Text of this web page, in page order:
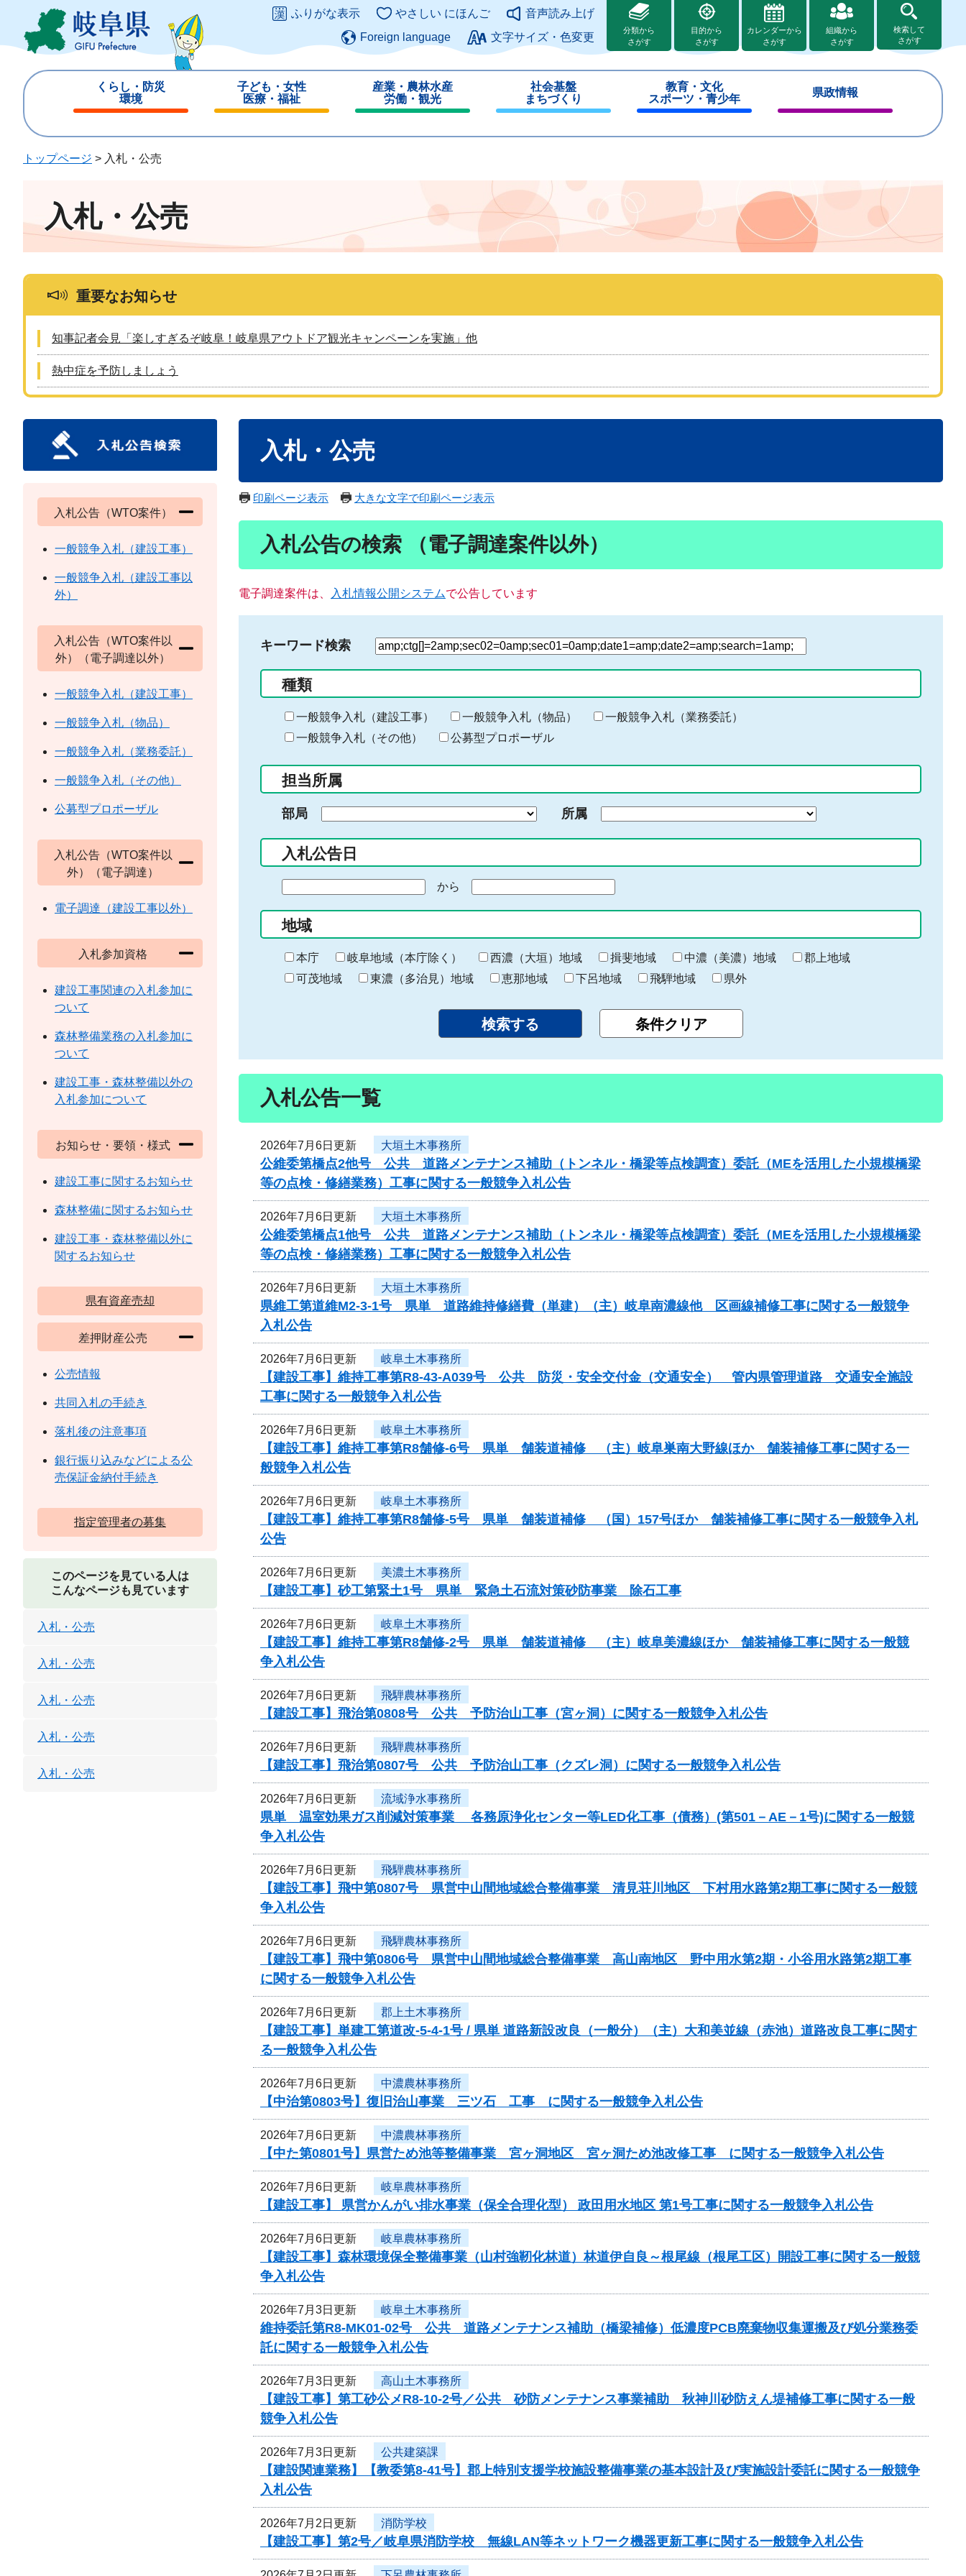
ジ
ュ
このページの本文へ
ふりがな表示 やさしい にほんご
音声読み上げ
Foreign language
文字サイズ・色変更
分類から
さがす
目的から
さがす
カレンダーから
さがす
組織から
さがす
検索して
さがす
くらし・防災
環境
じ
子ども・女性
医療・福祉
じ
産業・農林水産
労働・観光
じ
社会基盤
まちづくり
じ
教育・文化
スポーツ・青少年
じ
県政情報
じ
トップページ > 入札・公売
入札・公売
重要なお知らせ
知事記者会見「楽しすぎるぞ岐阜！岐阜県アウトドア観光キャンペーンを実施」他
熱中症を予防しましょう
入札・公売
印刷ページ表示 大きな文字で印刷ページ表示
入札公告の検索 （電子調達案件以外）
電子調達案件は、 入札情報公開システムで公告しています
キーワード検索
検
る
キ
ー
ー
入
力
種類
一般競争入札（建設工事） 一般競争入札（物品）
一般競争入札（業務委託）
一般競争入札（その他）
公募型プロポーザル
担当所属
部局 所属
入札公告日
の
始
ま
り
から
終
わ
り
地域
本庁 岐阜地域（本庁除く） 西濃（大垣）地域 揖斐地域 中濃（美濃）地域
郡上地域
可茂地域
東濃（多治見）地域 恵那地域 下呂地域 飛騨地域 県外
入札公告一覧
2026年7月6日更新 大垣土木事務所
公維委第橋点2他号 公共 道路メンテナンス補助（トンネル・橋梁等点検調査）委託（MEを活用した小規模橋梁
等の点検・修繕業務）工事に関する一般競争入札公告
2026年7月6日更新 大垣土木事務所
公維委第橋点1他号 公共 道路メンテナンス補助（トンネル・橋梁等点検調査）委託（MEを活用した小規模橋梁
等の点検・修繕業務）工事に関する一般競争入札公告
2026年7月6日更新 大垣土木事務所
県維工第道維M2-3-1号 県単 道路維持修繕費（単建）（主）岐阜南濃線他 区画線補修工事に関する一般競争
入札公告
2026年7月6日更新 岐阜土木事務所
【建設工事】維持工事第R8-43-A039号 公共 防災・安全交付金（交通安全） 管内県管理道路 交通安全施設
工事に関する一般競争入札公告
2026年7月6日更新 岐阜土木事務所
【建設工事】維持工事第R8舗修-6号 県単 舗装道補修 （主）岐阜巣南大野線ほか 舗装補修工事に関する一
般競争入札公告
2026年7月6日更新 岐阜土木事務所
【建設工事】維持工事第R8舗修-5号 県単 舗装道補修 （国）157号ほか 舗装補修工事に関する一般競争入札
公告
2026年7月6日更新 美濃土木事務所
【建設工事】砂工第緊土1号 県単 緊急土石流対策砂防事業 除石工事
2026年7月6日更新 岐阜土木事務所
【建設工事】維持工事第R8舗修-2号 県単 舗装道補修 （主）岐阜美濃線ほか 舗装補修工事に関する一般競
争入札公告
2026年7月6日更新 飛騨農林事務所
【建設工事】飛治第0808号 公共 予防治山工事（宮ヶ洞）に関する一般競争入札公告
2026年7月6日更新 飛騨農林事務所
【建設工事】飛治第0807号 公共 予防治山工事（クズレ洞）に関する一般競争入札公告
2026年7月6日更新 流域浄水事務所
県単 温室効果ガス削減対策事業 各務原浄化センター等LED化工事（債務）(第501－AE－1号)に関する一般競
争入札公告
2026年7月6日更新 飛騨農林事務所
【建設工事】飛中第0807号 県営中山間地域総合整備事業 清見荘川地区 下村用水路第2期工事に関する一般競
争入札公告
2026年7月6日更新 飛騨農林事務所
【建設工事】飛中第0806号 県営中山間地域総合整備事業 高山南地区 野中用水第2期・小谷用水路第2期工事
に関する一般競争入札公告
2026年7月6日更新 郡上土木事務所
【建設工事】単建工第道改-5-4-1号 / 県単 道路新設改良（一般分）（主）大和美並線（赤池）道路改良工事に関す
る一般競争入札公告
2026年7月6日更新 中濃農林事務所
【中治第0803号】復旧治山事業 三ツ石 工事 に関する一般競争入札公告
2026年7月6日更新 中濃農林事務所
【中た第0801号】県営ため池等整備事業 宮ヶ洞地区 宮ヶ洞ため池改修工事 に関する一般競争入札公告
2026年7月6日更新 岐阜農林事務所
【建設工事】 県営かんがい排水事業（保全合理化型） 政田用水地区 第1号工事に関する一般競争入札公告
2026年7月6日更新 岐阜農林事務所
【建設工事】森林環境保全整備事業（山村強靭化林道）林道伊自良～根尾線（根尾工区）開設工事に関する一般競
争入札公告
2026年7月3日更新 岐阜土木事務所
維持委託第R8-MK01-02号 公共 道路メンテナンス補助（橋梁補修）低濃度PCB廃棄物収集運搬及び処分業務委
託に関する一般競争入札公告
2026年7月3日更新 高山土木事務所
【建設工事】第工砂公メR8-10-2号／公共 砂防メンテナンス事業補助 秋神川砂防えん堤補修工事に関する一般
競争入札公告
2026年7月3日更新 公共建築課
【建設関連業務】【教委第8-41号】郡上特別支援学校施設整備事業の基本設計及び実施設計委託に関する一般競争
入札公告
2026年7月2日更新 消防学校
【建設工事】第2号／岐阜県消防学校 無線LAN等ネットワーク機器更新工事に関する一般競争入札公告
入札公告（WTO案件）
一般競争入札（建設工事）
一般競争入札（建設工事以
外）
入札公告（WTO案件以
外）（電子調達以外）
一般競争入札（建設工事）
一般競争入札（物品）
一般競争入札（業務委託）
一般競争入札（その他）
公募型プロポーザル
入札公告（WTO案件以
外）（電子調達）
電子調達（建設工事以外）
入札参加資格
建設工事関連の入札参加に
ついて
森林整備業務の入札参加に
ついて
建設工事・森林整備以外の
入札参加について
お知らせ・要領・様式
建設工事に関するお知らせ
森林整備に関するお知らせ
建設工事・森林整備以外に
関するお知らせ
県有資産売却
差押財産公売
公売情報
共同入札の手続き
落札後の注意事項
銀行振り込みなどによる公
売保証金納付手続き
指定管理者の募集
このページを見ている人は
こんなページも見ています
入札・公売
入札・公売
入札・公売
入札・公売
入札・公売